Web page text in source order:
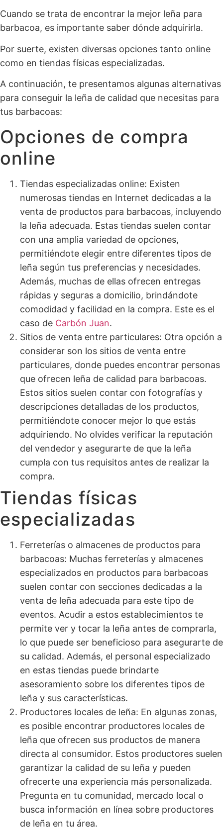
Cuando se trata de encontrar la mejor leña para
barbacoa, es importante saber dónde adquirirla.
Por suerte, existen diversas opciones tanto online
como en tiendas físicas especializadas.
A continuación, te presentamos algunas alternativas
para conseguir la leña de calidad que necesitas para
tus barbacoas:
Opciones de compra
online
Tiendas especializadas online: Existen
numerosas tiendas en Internet dedicadas a la
venta de productos para barbacoas, incluyendo
la leña adecuada. Estas tiendas suelen contar
con una amplia variedad de opciones,
permitiéndote elegir entre diferentes tipos de
leña según tus preferencias y necesidades.
Además, muchas de ellas ofrecen entregas
rápidas y seguras a domicilio, brindándote
comodidad y facilidad en la compra. Este es el
caso de Carbón Juan.
Sitios de venta entre particulares: Otra opción a
considerar son los sitios de venta entre
particulares, donde puedes encontrar personas
que ofrecen leña de calidad para barbacoas.
Estos sitios suelen contar con fotografías y
descripciones detalladas de los productos,
permitiéndote conocer mejor lo que estás
adquiriendo. No olvides verificar la reputación
del vendedor y asegurarte de que la leña
cumpla con tus requisitos antes de realizar la
compra.
Tiendas físicas
especializadas
Ferreterías o almacenes de productos para
barbacoas: Muchas ferreterías y almacenes
especializados en productos para barbacoas
suelen contar con secciones dedicadas a la
venta de leña adecuada para este tipo de
eventos. Acudir a estos establecimientos te
permite ver y tocar la leña antes de comprarla,
lo que puede ser beneficioso para asegurarte de
su calidad. Además, el personal especializado
en estas tiendas puede brindarte
asesoramiento sobre los diferentes tipos de
leña y sus características.
Productores locales de leña: En algunas zonas,
es posible encontrar productores locales de
leña que ofrecen sus productos de manera
directa al consumidor. Estos productores suelen
garantizar la calidad de su leña y pueden
ofrecerte una experiencia más personalizada.
Pregunta en tu comunidad, mercado local o
busca información en línea sobre productores
de leña en tu área.